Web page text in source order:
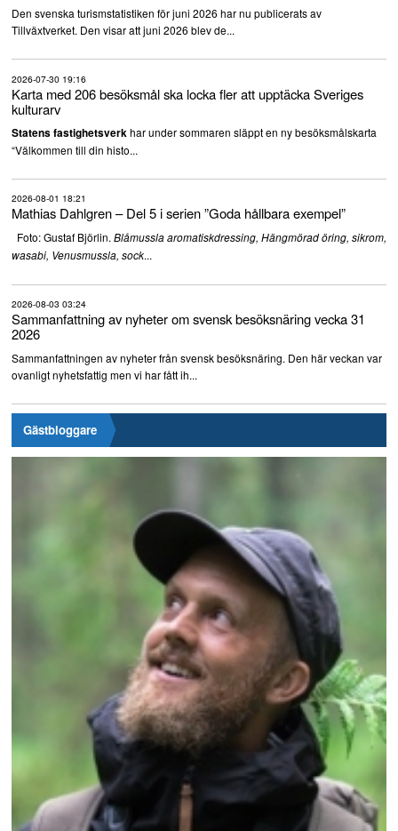
Den svenska turismstatistiken för juni 2026 har nu publicerats av
Tillväxtverket. Den visar att juni 2026 blev de...
2026-07-30 19:16
Karta med 206 besöksmål ska locka fler att upptäcka Sveriges
kulturarv
Statens fastighetsverkhar under sommaren släppt en ny besöksmålskarta
“Välkommen till din histo...
2026-08-01 18:21
Mathias Dahlgren – Del 5 i serien ”Goda hållbara exempel”
Foto: Gustaf Björlin. Blåmussla aromatiskdressing, Hängmörad öring, sikrom,
wasabi, Venusmussla, sock...
2026-08-03 03:24
Sammanfattning av nyheter om svensk besöksnäring vecka 31
2026
Sammanfattningen av nyheter från svensk besöksnäring. Den här veckan var
ovanligt nyhetsfattig men vi har fått ih...
Gästbloggare